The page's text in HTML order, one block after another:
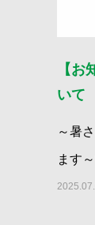
【
いて
～暑
ます
ビス